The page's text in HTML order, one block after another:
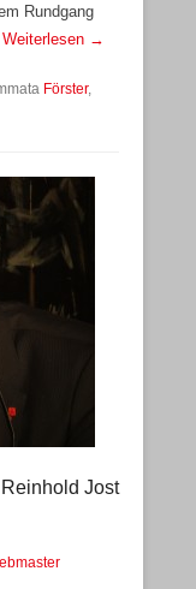
Rundgang
Weiterlesen →
Förster,
Jost